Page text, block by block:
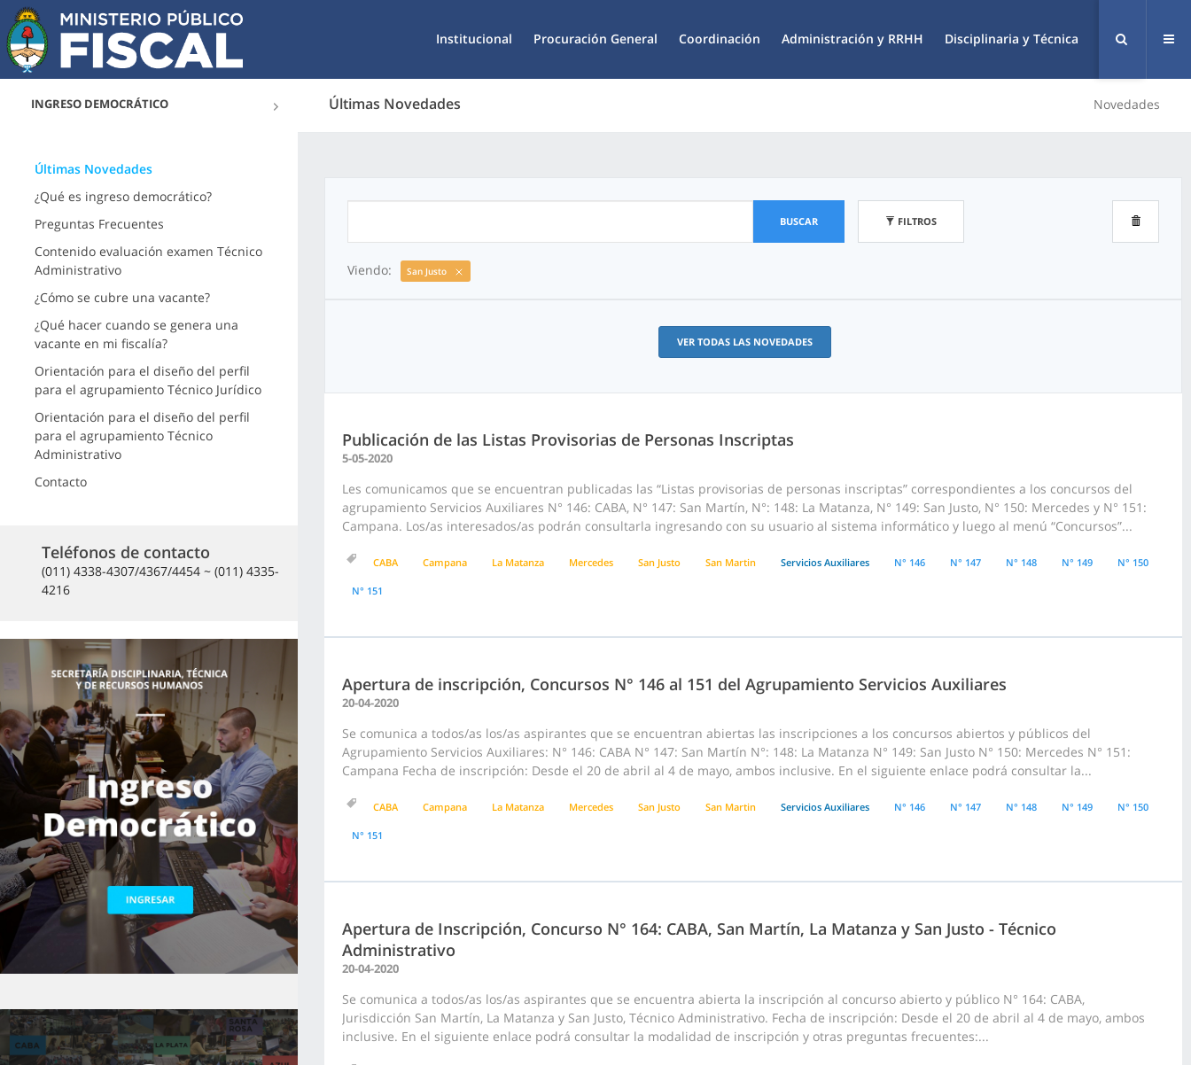
Institucional Procuración General Coordinación Administración y RRHH Disciplinaria y Técnica
INGRESO DEMOCRÁTICO Últimas Novedades Novedades
Últimas Novedades
¿Qué es ingreso democrático?
Preguntas Frecuentes
Contenido evaluación examen Técnico
Administrativo
¿Cómo se cubre una vacante?
¿Qué hacer cuando se genera una
vacante en mi fiscalía?
Orientación para el diseño del perfil
para el agrupamiento Técnico Jurídico
Orientación para el diseño del perfil
para el agrupamiento Técnico
Administrativo
Contacto
Teléfonos de contacto
(011) 4338-4307/4367/4454 ~ (011) 4335-
4216
BUSCAR FILTROS
Viendo: San Justo
VER TODAS LAS NOVEDADES
Publicación de las Listas Provisorias de Personas Inscriptas
5-05-2020
Les comunicamos que se encuentran publicadas las “Listas provisorias de personas inscriptas” correspondientes a los concursos del
agrupamiento Servicios Auxiliares N° 146: CABA, N° 147: San Martín, N°: 148: La Matanza, N° 149: San Justo, N° 150: Mercedes y N° 151:
Campana. Los/as interesados/as podrán consultarla ingresando con su usuario al sistema informático y luego al menú “Concursos”...
CABA Campana La Matanza Mercedes San Justo San Martin Servicios Auxiliares N° 146 N° 147 N° 148 N° 149 N° 150
N° 151
Apertura de inscripción, Concursos N° 146 al 151 del Agrupamiento Servicios Auxiliares
20-04-2020
Se comunica a todos/as los/as aspirantes que se encuentran abiertas las inscripciones a los concursos abiertos y públicos del
Agrupamiento Servicios Auxiliares: N° 146: CABA N° 147: San Martín N°: 148: La Matanza N° 149: San Justo N° 150: Mercedes N° 151:
Campana Fecha de inscripción: Desde el 20 de abril al 4 de mayo, ambos inclusive. En el siguiente enlace podrá consultar la...
CABA Campana La Matanza Mercedes San Justo San Martin Servicios Auxiliares N° 146 N° 147 N° 148 N° 149 N° 150
N° 151
Apertura de Inscripción, Concurso N° 164: CABA, San Martín, La Matanza y San Justo - Técnico
Administrativo
20-04-2020
Se comunica a todos/as los/as aspirantes que se encuentra abierta la inscripción al concurso abierto y público N° 164: CABA,
Jurisdicción San Martín, La Matanza y San Justo, Técnico Administrativo. Fecha de inscripción: Desde el 20 de abril al 4 de mayo, ambos
inclusive. En el siguiente enlace podrá consultar la modalidad de inscripción y otras preguntas frecuentes:...